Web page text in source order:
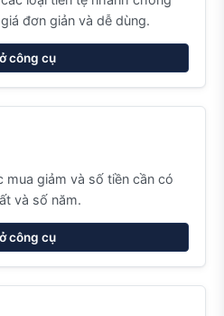
đơn giản và dễ dùng.
công cụ
mua giảm và số tiền cần có
và số năm.
công cụ